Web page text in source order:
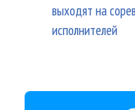
выходят на
исполнителей